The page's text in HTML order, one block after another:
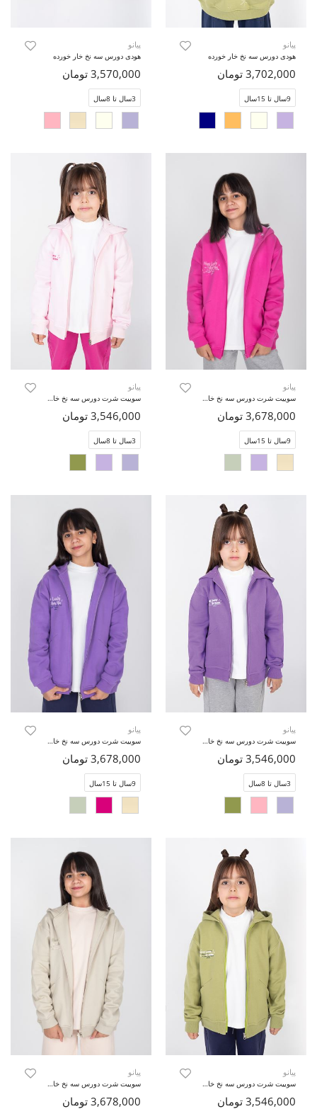
پیانو
هودی دورس سه نخ خار خورده
3,702,000 تومان
9سال تا 15سال
پیانو
هودی دورس سه نخ خار خورده
3,570,000 تومان
3سال تا 8سال
پیانو
سوییت شرت دورس سه نخ خار خورده (ست با کد 10726)
3,678,000 تومان
9سال تا 15سال
پیانو
سوییت شرت دورس سه نخ خار خورده (ست با کد10724)
3,546,000 تومان
3سال تا 8سال
پیانو
سوییت شرت دورس سه نخ خار خورده (ست با کد10724)
3,546,000 تومان
3سال تا 8سال
پیانو
سوییت شرت دورس سه نخ خار خورده (ست با کد 10726)
3,678,000 تومان
9سال تا 15سال
پیانو
سوییت شرت دورس سه نخ خار خورده (ست با کد10724)
3,546,000 تومان
پیانو
سوییت شرت دورس سه نخ خار خورده (ست با کد 10726)
3,678,000 تومان